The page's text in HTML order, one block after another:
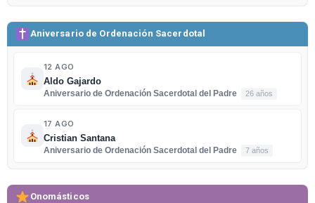
Aniversario de Ordenación Sacerdotal
12 AGO
Aldo Gajardo
Aniversario de Ordenación Sacerdotal del Padre
26 años
17 AGO
Cristian Santana
Aniversario de Ordenación Sacerdotal del Padre
7 años
Onomásticos